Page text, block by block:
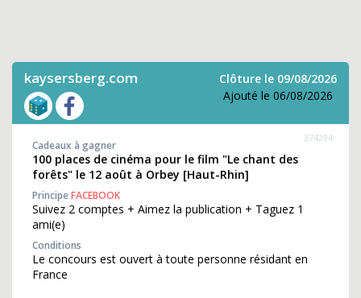
kaysersberg.com
Clôture le 09/08/2026
Ajouté le 06/08/2026
374294
Cadeaux à gagner
100 places de cinéma pour le film "Le chant des
forêts" le 12 août à Orbey [Haut-Rhin]
PrincipeFACEBOOK
Suivez 2 comptes + Aimez la publication + Taguez 1
ami(e)
Conditions
Le concours est ouvert à toute personne résidant en
France